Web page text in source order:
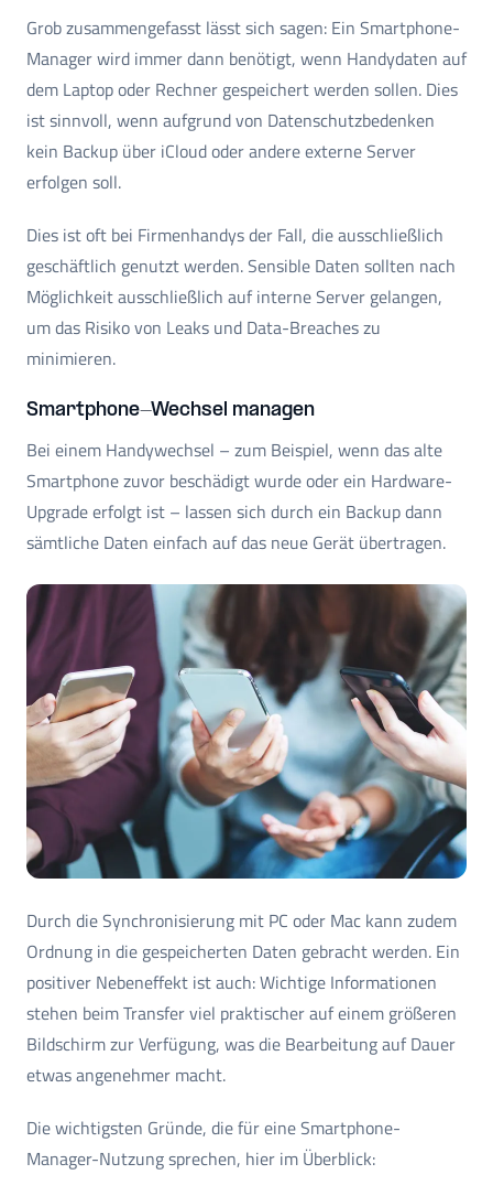
Grob zusammengefasst lässt sich sagen: Ein Smartphone-
Manager wird immer dann benötigt, wenn Handydaten auf
dem Laptop oder Rechner gespeichert werden sollen. Dies
ist sinnvoll, wenn aufgrund von Datenschutzbedenken
kein Backup über iCloud oder andere externe Server
erfolgen soll.
Dies ist oft bei Firmenhandys der Fall, die ausschließlich
geschäftlich genutzt werden. Sensible Daten sollten nach
Möglichkeit ausschließlich auf interne Server gelangen,
um das Risiko von Leaks und Data-Breaches zu
minimieren.
Smartphone-Wechsel managen
Bei einem Handywechsel – zum Beispiel, wenn das alte
Smartphone zuvor beschädigt wurde oder ein Hardware-
Upgrade erfolgt ist – lassen sich durch ein Backup dann
sämtliche Daten einfach auf das neue Gerät übertragen.
Durch die Synchronisierung mit PC oder Mac kann zudem
Ordnung in die gespeicherten Daten gebracht werden. Ein
positiver Nebeneffekt ist auch: Wichtige Informationen
stehen beim Transfer viel praktischer auf einem größeren
Bildschirm zur Verfügung, was die Bearbeitung auf Dauer
etwas angenehmer macht.
Die wichtigsten Gründe, die für eine Smartphone-
Manager-Nutzung sprechen, hier im Überblick: